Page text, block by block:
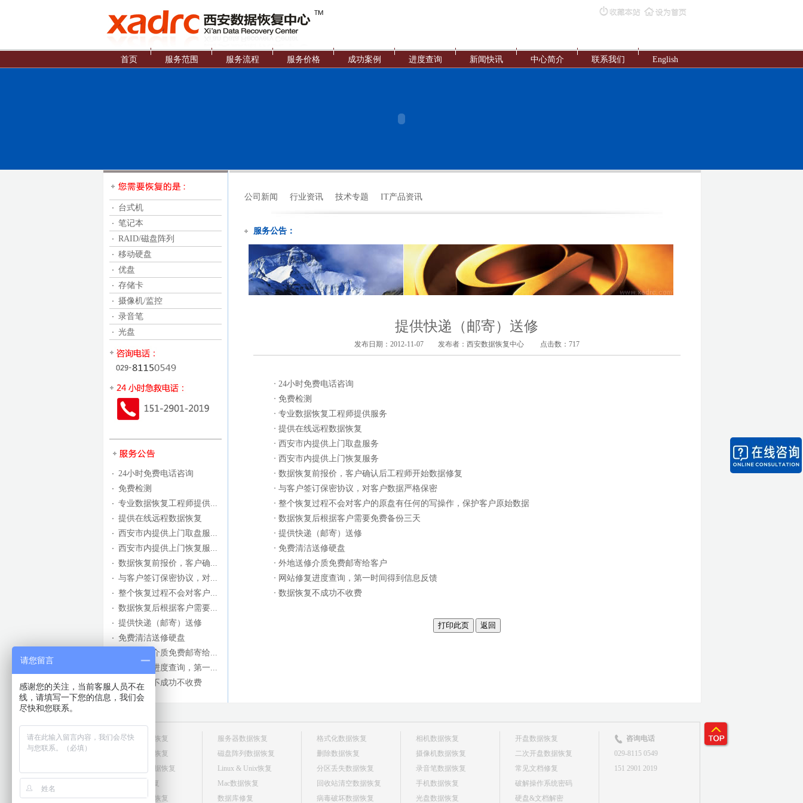
首页 服务范围 服务流程 服务价格 成功案例 进度查询 新闻快讯 中心简介 联系我们 English
台式机
笔记本
RAID/磁盘阵列
移动硬盘
优盘
存储卡
摄像机/监控
录音笔
光盘
24小时免费电话咨询
免费检测
专业数据恢复工程师提供...
提供在线远程数据恢复
西安市内提供上门取盘服...
西安市内提供上门恢复服...
数据恢复前报价，客户确...
与客户签订保密协议，对...
整个恢复过程不会对客户...
数据恢复后根据客户需要...
提供快递（邮寄）送修
免费清洁送修硬盘
外地送修介质免费邮寄给...
网站修复进度查询，第一...
数据恢复不成功不收费
公司新闻 行业资讯 技术专题 IT产品资讯
服务公告：
提供快递（邮寄）送修
发布日期：2012-11-07 发布者： 西安数据恢复中心点击数： 717
24小时免费电话咨询
免费检测
专业数据恢复工程师提供服务
提供在线远程数据恢复
西安市内提供上门取盘服务
西安市内提供上门恢复服务
数据恢复前报价，客户确认后工程师开始数据修复
与客户签订保密协议，对客户数据严格保密
整个恢复过程不会对客户的原盘有任何的写操作，保护客户原始数据
数据恢复后根据客户需要免费备份三天
提供快递（邮寄）送修
免费清洁送修硬盘
外地送修介质免费邮寄给客户
网站修复进度查询，第一时间得到信息反馈
数据恢复不成功不收费
台式机数据恢复
笔记本数据恢复
移动硬盘数据恢复
U盘数据恢复
存储卡数据恢复
服务器数据恢复
磁盘阵列数据恢复
Linux & Unix恢复
Mac数据恢复
数据库修复
格式化数据恢复
删除数据恢复
分区丢失数据恢复
回收站清空数据恢复
病毒破坏数据恢复
相机数据恢复
摄像机数据恢复
录音笔数据恢复
手机数据恢复
光盘数据恢复
开盘数据恢复
二次开盘数据恢复
常见文档修复
破解操作系统密码
硬盘&文档解密
咨询电话
029-8115 0549
151 2901 2019
请您留言
感谢您的关注，当前客服人员不在
线，请填写一下您的信息，我们会
尽快和您联系。